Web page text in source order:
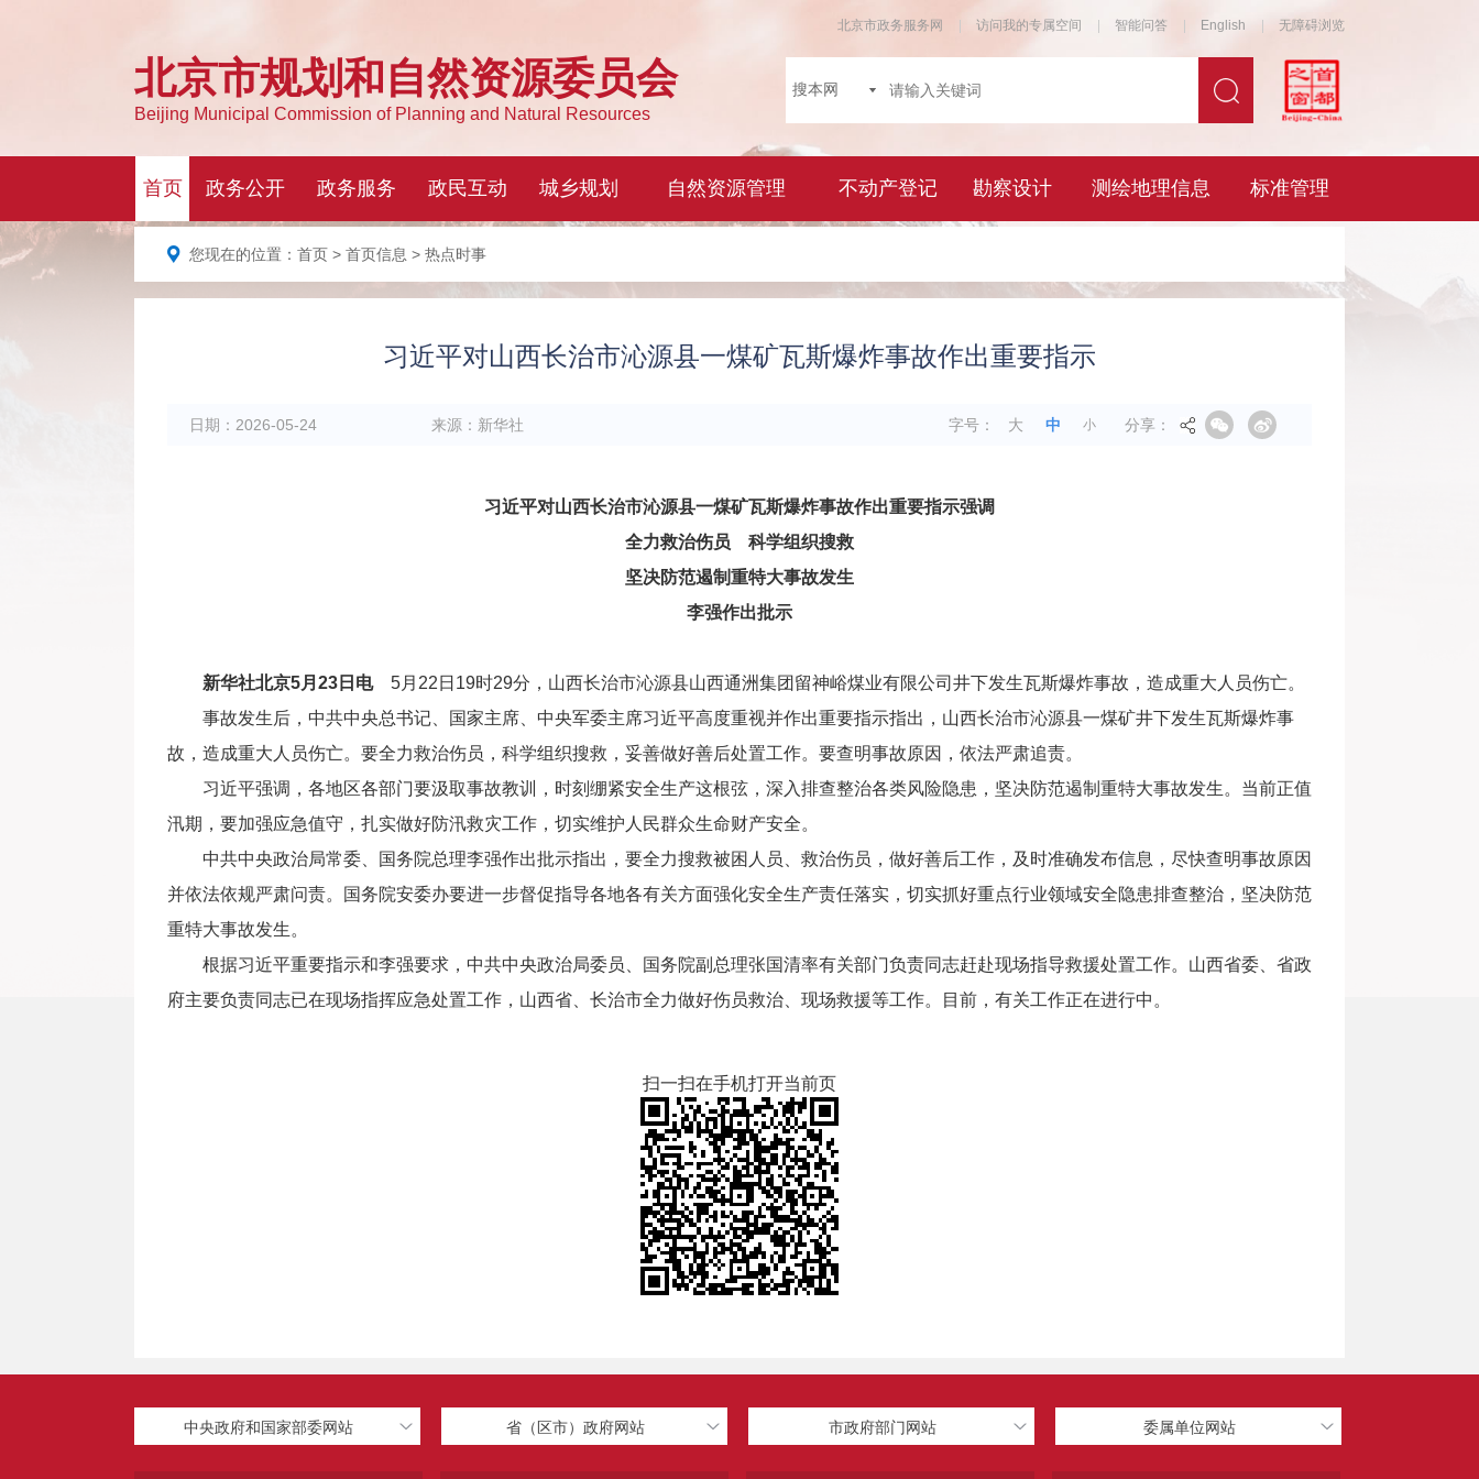
您现在的位置： 首页 > 首页信息 > 热点时事
习近平对山西长治市沁源县一煤矿瓦斯爆炸事故作出重要指示
日期： 2026-05-24 来源： 新华社 字号： 大 中 小 分享：
习近平对山西长治市沁源县一煤矿瓦斯爆炸事故作出重要指示强调
全力救治伤员 科学组织搜救
坚决防范遏制重特大事故发生
李强作出批示
新华社北京5月23日电5月22日19时29分，山西长治市沁源县山西通洲集团留神峪煤业有限公司井下发生瓦斯爆炸事故，造成重大人员伤亡。
事故发生后，中共中央总书记、国家主席、中央军委主席习近平高度重视并作出重要指示指出，山西长治市沁源县一煤矿井下发生瓦斯爆炸事
故，造成重大人员伤亡。要全力救治伤员，科学组织搜救，妥善做好善后处置工作。要查明事故原因，依法严肃追责。
习近平强调，各地区各部门要汲取事故教训，时刻绷紧安全生产这根弦，深入排查整治各类风险隐患，坚决防范遏制重特大事故发生。当前正值
汛期，要加强应急值守，扎实做好防汛救灾工作，切实维护人民群众生命财产安全。
中共中央政治局常委、国务院总理李强作出批示指出，要全力搜救被困人员、救治伤员，做好善后工作，及时准确发布信息，尽快查明事故原因
并依法依规严肃问责。国务院安委办要进一步督促指导各地各有关方面强化安全生产责任落实，切实抓好重点行业领域安全隐患排查整治，坚决防范
重特大事故发生。
根据习近平重要指示和李强要求，中共中央政治局委员、国务院副总理张国清率有关部门负责同志赶赴现场指导救援处置工作。山西省委、省政
府主要负责同志已在现场指挥应急处置工作，山西省、长治市全力做好伤员救治、现场救援等工作。目前，有关工作正在进行中。
扫一扫在手机打开当前页